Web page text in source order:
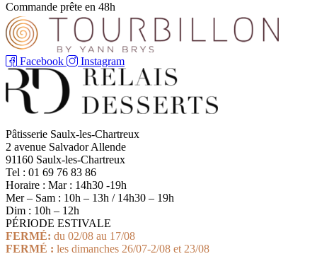
Commande prête en 48h
Facebook Instagram
Pâtisserie Saulx-les-Chartreux
2 avenue Salvador Allende
91160 Saulx-les-Chartreux
Tel : 01 69 76 83 86
Horaire : Mar : 14h30 -19h
Mer – Sam : 10h – 13h / 14h30 – 19h
Dim : 10h – 12h
PÉRIODE ESTIVALE
FERMÉ: du 02/08 au 17/08
FERMÉ : les dimanches 26/07-2/08 et 23/08